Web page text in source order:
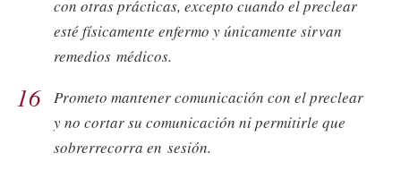
con otras prácticas, excepto cuando el preclear
esté físicamente enfermo y únicamente sirvan
remedios médicos.
16
Prometo mantener comunicación con el preclear
y no cortar su comunicación ni permitirle que
sobrerrecorra en sesión.